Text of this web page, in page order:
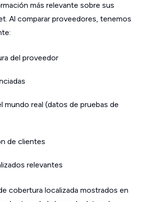
más relevante sobre sus
Al comparar proveedores, tenemos
del proveedor
mundo real (datos de pruebas de
de clientes
relevantes
cobertura localizada mostrados en